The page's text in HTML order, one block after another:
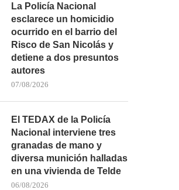
La Policía Nacional
esclarece un homicidio
ocurrido en el barrio del
Risco de San Nicolás y
detiene a dos presuntos
autores
07/08/2026
El TEDAX de la Policía
Nacional interviene tres
granadas de mano y
diversa munición halladas
en una vivienda de Telde
06/08/2026